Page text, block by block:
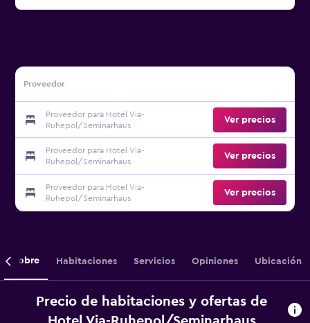
Proveedor
Proveedor para Hotel Via-
Ruhepol/Seminarhaus
Ver precios
Proveedor para Hotel Via-
Ruhepol/Seminarhaus
Ver precios
Proveedor para Hotel Via-
Ruhepol/Seminarhaus
Ver precios
Sobre Habitaciones Servicios Opiniones Ubicación
Precio de habitaciones y ofertas de